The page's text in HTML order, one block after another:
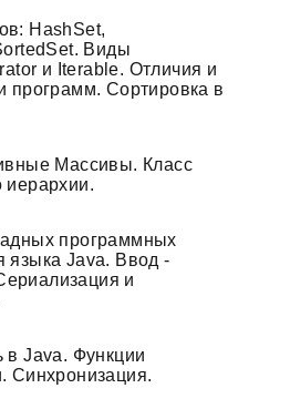
HashSet,
Виды
и Iterable. Отличия и
программ. Сортировка в
Массивы. Класс
иерархии.
программных
языка Java. Ввод -
и
в Java. Функции
Синхронизация.